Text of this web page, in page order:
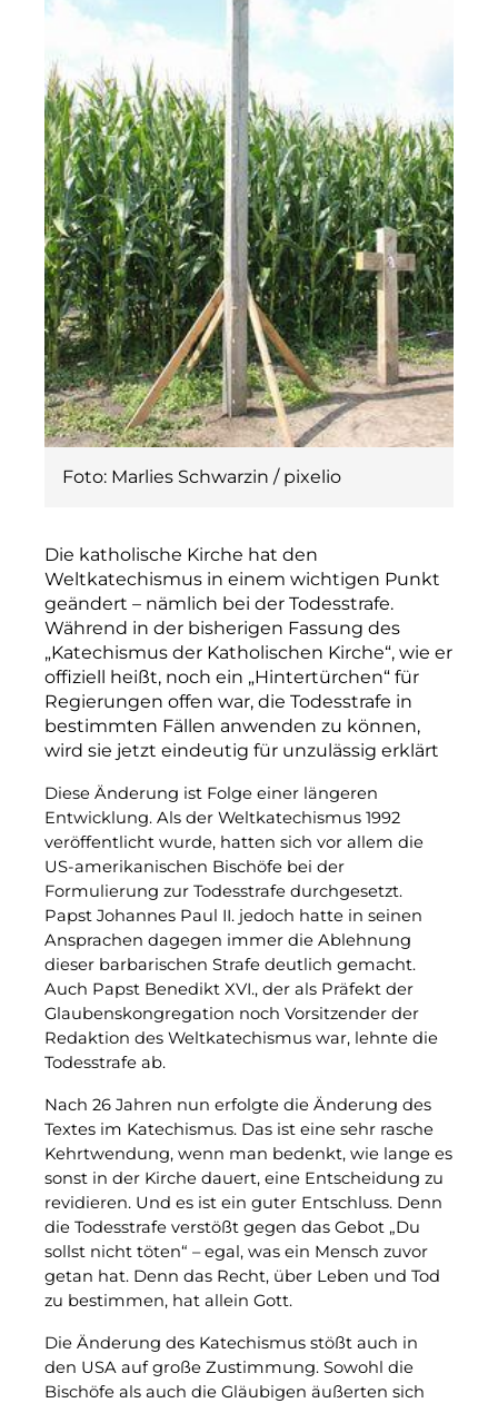
Foto: Marlies Schwarzin / pixelio
Die katholische Kirche hat den
Weltkatechismus in einem wichtigen Punkt
geändert – nämlich bei der Todesstrafe.
Während in der bisherigen Fassung des
„Katechismus der Katholischen Kirche“, wie er
offiziell heißt, noch ein „Hintertürchen“ für
Regierungen offen war, die Todesstrafe in
bestimmten Fällen anwenden zu können,
wird sie jetzt eindeutig für unzulässig erklärt
Diese Änderung ist Folge einer längeren
Entwicklung. Als der Weltkatechismus 1992
veröffentlicht wurde, hatten sich vor allem die
US-­amerikanischen Bischöfe bei der
Formulierung zur Todesstrafe durchgesetzt.
Papst Johannes Paul II. jedoch hatte in seinen
Ansprachen dagegen immer die Ablehnung
dieser barbarischen Strafe deutlich gemacht.
Auch Papst Benedikt XVI., der als Präfekt der
Glaubenskongregation noch Vorsitzender der
Redaktion des Weltkatechismus war, lehnte die
Todesstrafe ab.
Nach 26 Jahren nun erfolgte die Änderung des
Textes im Katechismus. Das ist eine sehr rasche
Kehrtwendung, wenn man bedenkt, wie lange es
sonst in der Kirche dauert, eine Entscheidung zu
revidieren. Und es ist ein guter Entschluss. Denn
die Todesstrafe verstößt gegen das Gebot „Du
sollst nicht töten“ – egal, was ein Mensch zuvor
getan hat. Denn das Recht, über Leben und Tod
zu bestimmen, hat allein Gott.
Die Änderung des Katechismus stößt auch in
den USA auf große Zustimmung. Sowohl die
Bischöfe als auch die Gläubigen äußerten sich